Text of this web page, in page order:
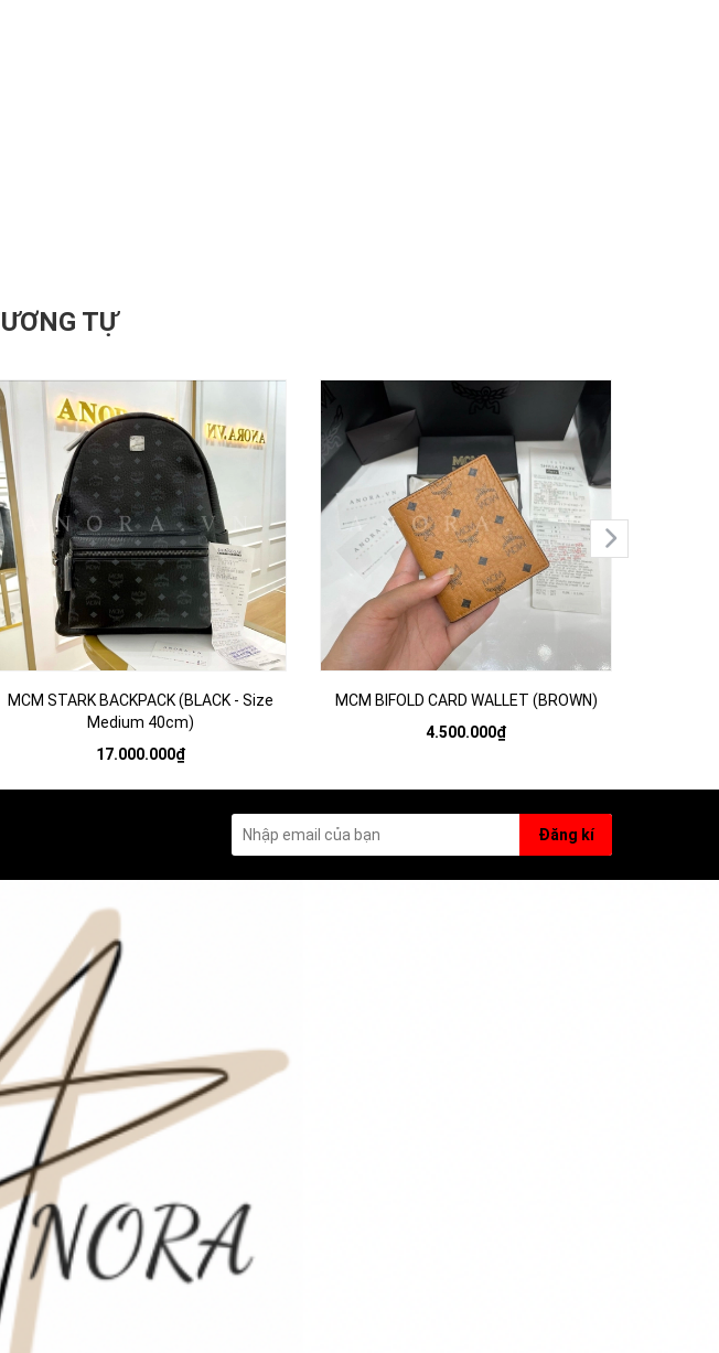
TỰ
MCM STARK BACKPACK (BLACK - Size
Medium 40cm)
17.000.000₫
MCM BIFOLD CARD WALLET (BROWN)
4.500.000₫
Đăng kí